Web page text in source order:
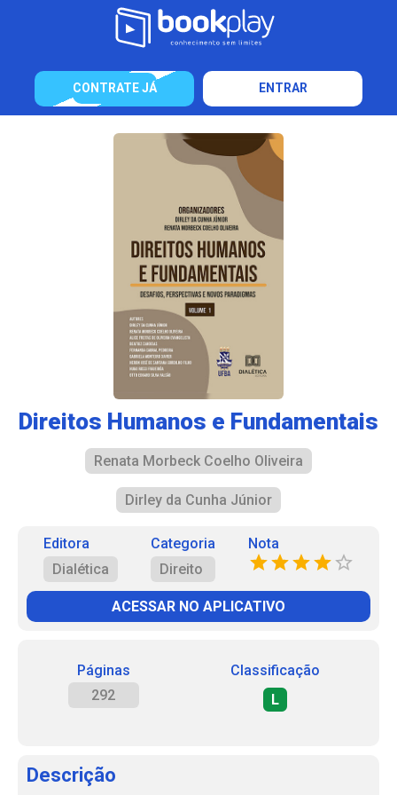
CONTRATE JÁ ENTRAR
Direitos Humanos e Fundamentais
Renata Morbeck Coelho Oliveira
Dirley da Cunha Júnior
Editora
Dialética
Categoria
Direito
Nota
ACESSAR NO APLICATIVO
Páginas
292
Classificação
L
Descrição